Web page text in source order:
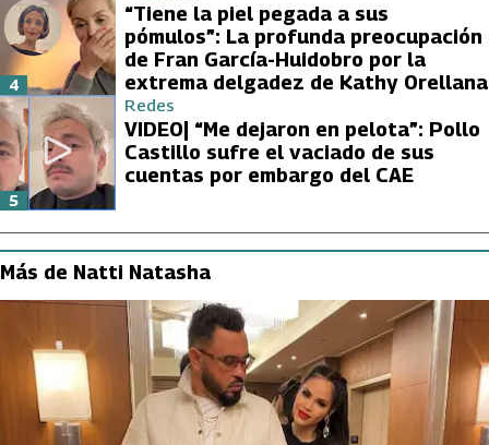
“Tiene la piel pegada a sus
pómulos”: La profunda preocupación
de Fran García-Huidobro por la
extrema delgadez de Kathy Orellana
4
Redes
VIDEO| “Me dejaron en pelota”: Pollo
Castillo sufre el vaciado de sus
cuentas por embargo del CAE
5
Más de Natti Natasha